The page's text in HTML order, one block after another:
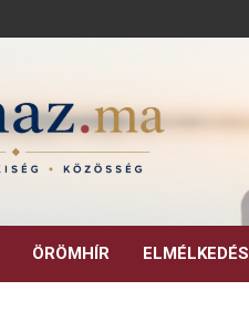
ÖRÖMHÍR ELMÉLKEDÉS